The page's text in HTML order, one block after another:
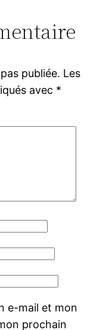
publiée. Les
avec *
e-mail et mon
prochain